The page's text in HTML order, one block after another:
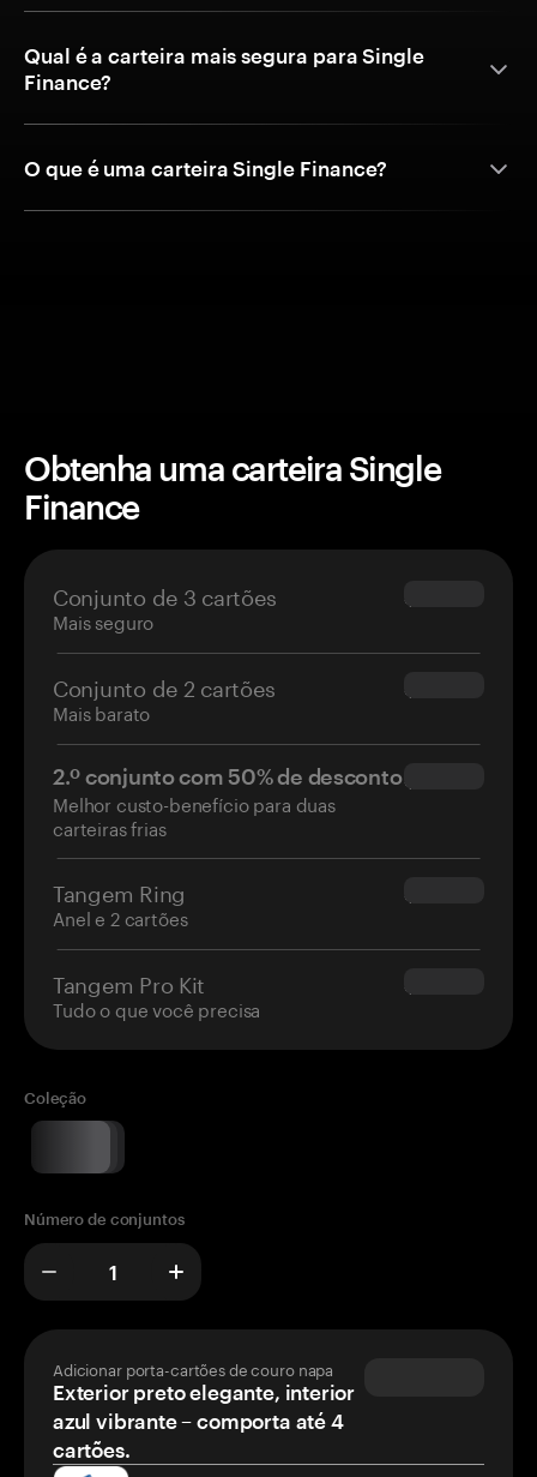
Qual é a carteira mais segura para Single
Finance?
O que é uma carteira Single Finance?
Obtenha uma carteira Single
Finance
Conjunto de 3 cartões
Mais seguro
$69.90
Conjunto de 2 cartões
Mais barato
$54.90
2.º conjunto com 50% de desconto
Melhor custo-benefício para duas
carteiras frias
$34.95
Tangem Ring
Anel e 2 cartões
$160.00
Tangem Pro Kit
Tudo o que você precisa
$180.00
Coleção
Número de conjuntos
Adicionar porta-cartões de couro napa
Exterior preto elegante, interior
azul vibrante – comporta até 4
cartões.